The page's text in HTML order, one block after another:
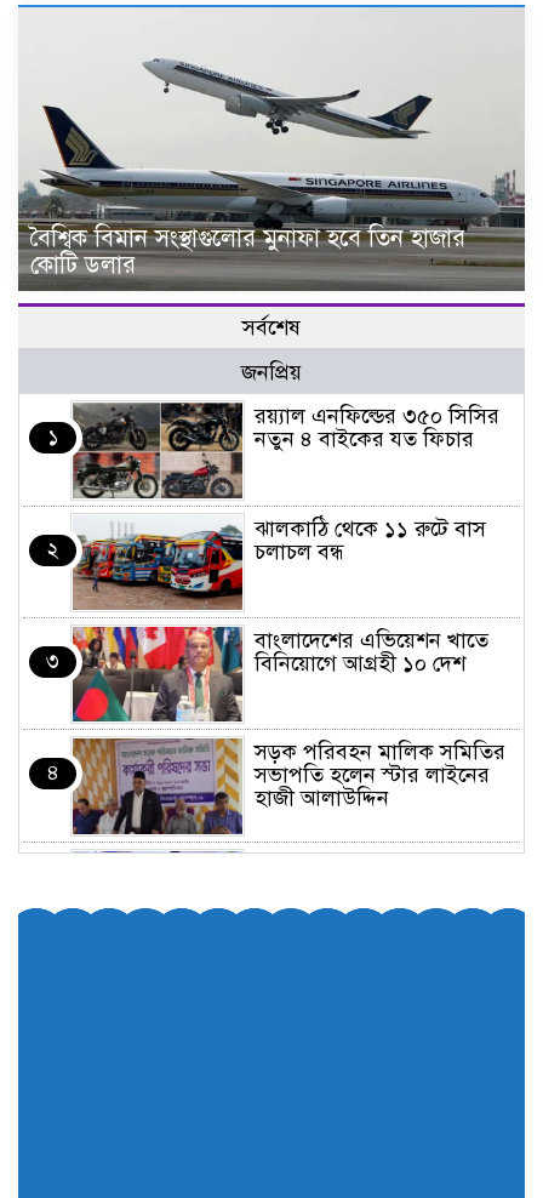
বৈশ্বিক বিমান সংস্থাগুলোর মুনাফা হবে তিন হাজার
কোটি ডলার
সর্বশেষ
জনপ্রিয়
১
র‌য়্যাল এনফিল্ডের ৩৫০ সিসির
নতুন ৪ বাইকের যত ফিচার
২
ঝালকাঠি থেকে ১১ রুটে বাস
চলাচল বন্ধ
৩
বাংলাদেশের এভিয়েশন খাতে
বিনিয়োগে আগ্রহী ১০ দেশ
৪
সড়ক পরিবহন মালিক সমিতির
সভাপতি হলেন স্টার লাইনের
হাজী আলাউদ্দিন